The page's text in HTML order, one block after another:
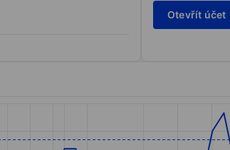
Otevřít účet